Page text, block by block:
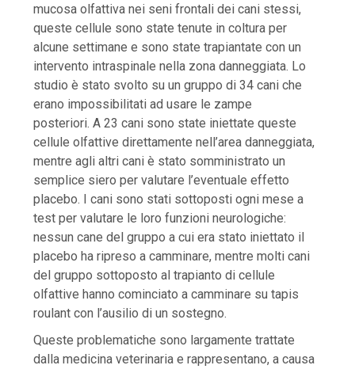
mucosa olfattiva nei seni frontali dei cani stessi,
queste cellule sono state tenute in coltura per
alcune settimane e sono state trapiantate con un
intervento intraspinale nella zona danneggiata. Lo
studio è stato svolto su un gruppo di 34 cani che
erano impossibilitati ad usare le zampe
posteriori. A 23 cani sono state iniettate queste
cellule olfattive direttamente nell’area danneggiata,
mentre agli altri cani è stato somministrato un
semplice siero per valutare l’eventuale effetto
placebo. I cani sono stati sottoposti ogni mese a
test per valutare le loro funzioni neurologiche:
nessun cane del gruppo a cui era stato iniettato il
placebo ha ripreso a camminare, mentre molti cani
del gruppo sottoposto al trapianto di cellule
olfattive hanno cominciato a camminare su tapis
roulant con l’ausilio di un sostegno.
Queste problematiche sono largamente trattate
dalla medicina veterinaria e rappresentano, a causa